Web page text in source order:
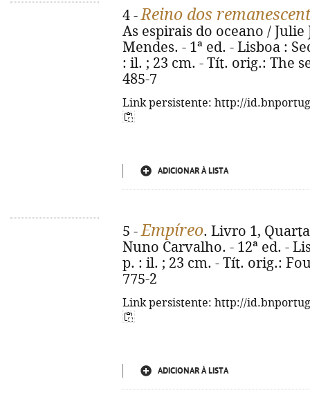
4 -Reino dos
As espirais do oceano /
Mendes. - 1ª ed. - Lisboa :
: il. ; 23 cm. - Tít. orig.: The
485-7
Link persistente: http://
ADICIONAR À LISTA
5 -Empíreo. Livro 1,
Nuno Carvalho. - 12ª ed. -
p. : il. ; 23 cm. - Tít. orig.:
775-2
Link persistente: http://
ADICIONAR À LISTA